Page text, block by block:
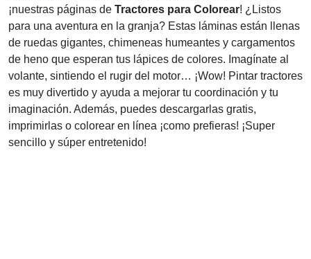
¡nuestras páginas de Tractores para Colorear! ¿Listos
para una aventura en la granja? Estas láminas están llenas
de ruedas gigantes, chimeneas humeantes y cargamentos
de heno que esperan tus lápices de colores. Imagínate al
volante, sintiendo el rugir del motor… ¡Wow! Pintar tractores
es muy divertido y ayuda a mejorar tu coordinación y tu
imaginación. Además, puedes descargarlas gratis,
imprimirlas o colorear en línea ¡como prefieras! ¡Super
sencillo y súper entretenido!